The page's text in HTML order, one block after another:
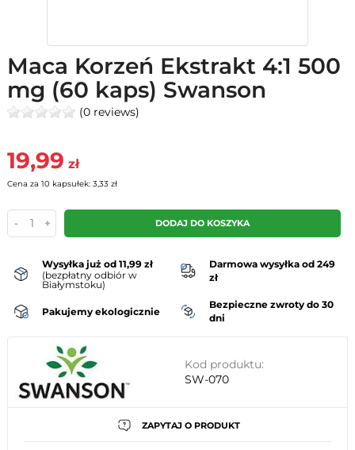
Maca Korzeń Ekstrakt 4:1 500
mg (60 kaps) Swanson
(0 reviews)
19,99 zł
Cena za 10 kapsułek: 3,33 zł
- + DODAJ DO KOSZYKA
Wysyłka już od 11,99 zł
(bezpłatny odbiór w
Białymstoku)
Darmowa wysyłka od 249
zł
Pakujemy ekologicznie
Bezpieczne zwroty do 30
dni
Kod produktu:
SW-070
ZAPYTAJ O PRODUKT